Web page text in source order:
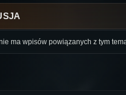
ma wpisów powiązanych z tym